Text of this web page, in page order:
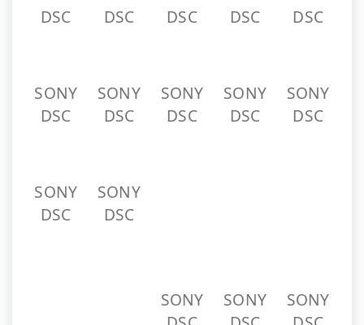
DSC
DSC
DSC
DSC
DSC
SONY
DSC
SONY
DSC
SONY
DSC
SONY
DSC
SONY
DSC
SONY
DSC
SONY
DSC
SONY
DSC
SONY
DSC
SONY
DSC